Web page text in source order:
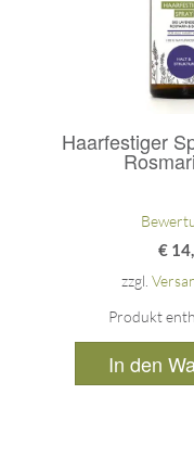
Haarfestiger
€
zzgl.
Produkt
In den